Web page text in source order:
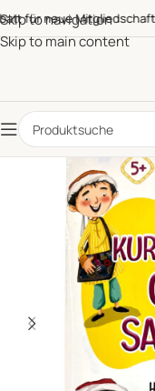
Skip to navigation
Skip to main content
für neue Mitgliedschaften